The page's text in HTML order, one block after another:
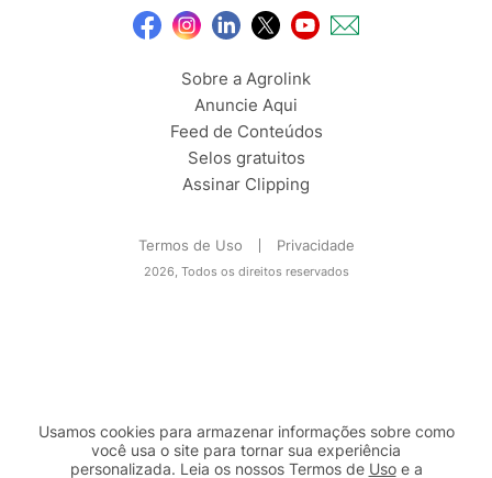
Sobre a Agrolink
Anuncie Aqui
Feed de Conteúdos
Selos gratuitos
Assinar Clipping
Termos de Uso Privacidade
2026, Todos os direitos reservados
Usamos cookies para armazenar informações sobre como
você usa o site para tornar sua experiência
personalizada. Leia os nossos Termos de Usoe a